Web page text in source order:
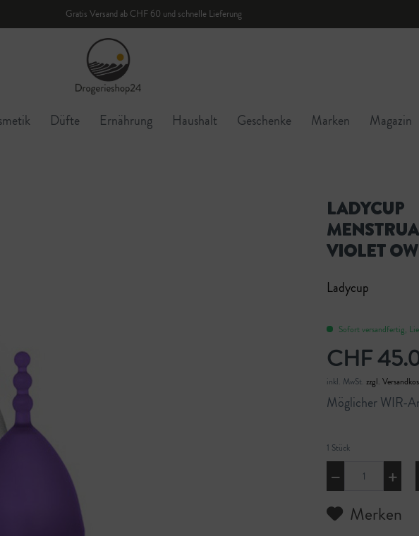
Gratis Versand ab CHF 60 und schnelle Lieferung
Düfte Ernährung Haushalt Geschenke Marken Magazin
LADYCUP
VIOLET
Ladycup
Sofort versandfertig,
CHF
inkl. MwSt.zzgl.
Möglicher WIR-
1 Stück
Merken